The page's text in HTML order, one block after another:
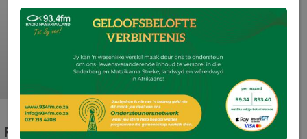
Brandhouse Media
Toekennings
RADIO NAMAKWALAND ONTVANG TWEE